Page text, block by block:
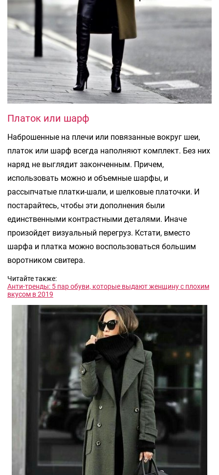
Платок или шарф
Наброшенные на плечи или повязанные вокруг шеи,
платок или шарф всегда наполняют комплект. Без них
наряд не выглядит законченным. Причем,
использовать можно и объемные шарфы, и
рассыпчатые платки-шали, и шелковые платочки. И
постарайтесь, чтобы эти дополнения были
единственными контрастными деталями. Иначе
произойдет визуальный перегруз. Кстати, вместо
шарфа и платка можно воспользоваться большим
воротником свитера.
Читайте также:
Анти-тренды: 5 пар обуви, которые выдают женщину с плохим
вкусом в 2019